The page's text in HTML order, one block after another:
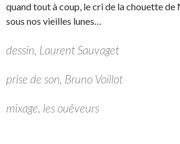
quand tout à coup, le cri de la chouette
sous nos vieilles lunes…
dessin, Laurent Sauvaget
prise de son, Bruno Voillot
mixage, les ouêveurs